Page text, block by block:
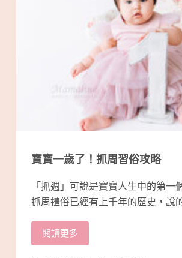
寶寶一歲了！抓周習俗攻略
「抓週」可說是寶寶人生中的第一
抓周禮俗已經有上千年的歷史，說
閱讀更多